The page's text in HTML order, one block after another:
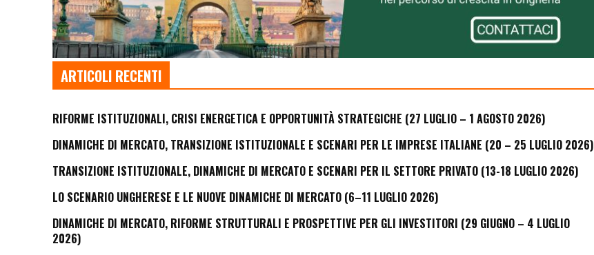
ARTICOLI RECENTI
RIFORME ISTITUZIONALI, CRISI ENERGETICA E OPPORTUNITÀ STRATEGICHE (27 LUGLIO – 1 AGOSTO 2026)
DINAMICHE DI MERCATO, TRANSIZIONE ISTITUZIONALE E SCENARI PER LE IMPRESE ITALIANE (20 – 25 LUGLIO 2026)
TRANSIZIONE ISTITUZIONALE, DINAMICHE DI MERCATO E SCENARI PER IL SETTORE PRIVATO (13-18 LUGLIO 2026)
LO SCENARIO UNGHERESE E LE NUOVE DINAMICHE DI MERCATO (6–11 LUGLIO 2026)
DINAMICHE DI MERCATO, RIFORME STRUTTURALI E PROSPETTIVE PER GLI INVESTITORI (29 GIUGNO – 4 LUGLIO
2026)